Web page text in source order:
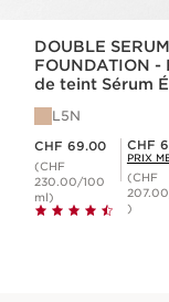
DOUBLE SERUM
FOUNDATION -
de teint Sérum
L5N
CHF 69.00
(CHF
230.00/100
ml)
Prix Sérénité CHF 62.10
CHF
PRIX
(CHF
)